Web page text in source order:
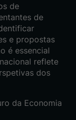
de
de
e propostas
é essencial
reflete
dos
da Economia